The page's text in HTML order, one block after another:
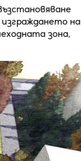
на
зона,